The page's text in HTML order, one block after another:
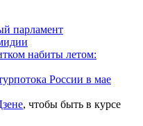
парламент
набиты летом:
России в мае
, чтобы быть в курсе